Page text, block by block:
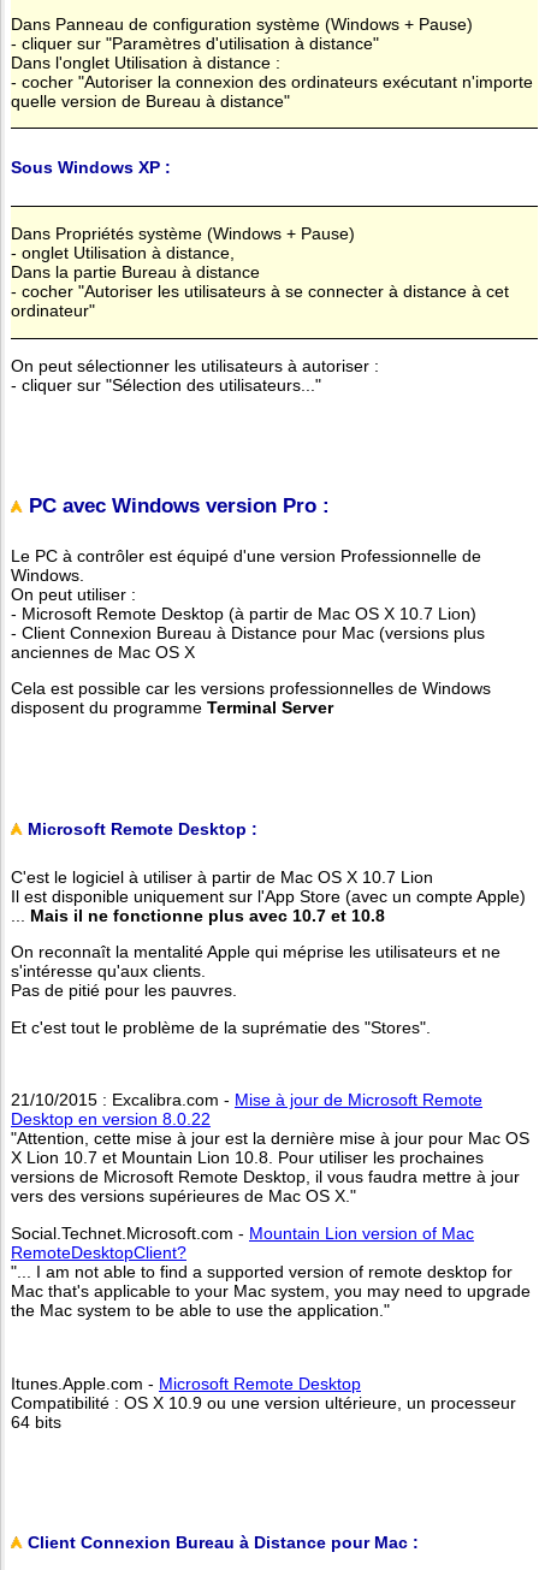
Dans Panneau de configuration système (Windows + Pause)
- cliquer sur "Paramètres d'utilisation à distance"
Dans l'onglet Utilisation à distance :
- cocher "Autoriser la connexion des ordinateurs exécutant n'importe
quelle version de Bureau à distance"
Sous Windows XP :
Dans Propriétés système (Windows + Pause)
- onglet Utilisation à distance,
Dans la partie Bureau à distance
- cocher "Autoriser les utilisateurs à se connecter à distance à cet
ordinateur"
On peut sélectionner les utilisateurs à autoriser :
- cliquer sur "Sélection des utilisateurs..."
PC avec Windows version Pro :
Le PC à contrôler est équipé d'une version Professionnelle de
Windows.
On peut utiliser :
- Microsoft Remote Desktop (à partir de Mac OS X 10.7 Lion)
- Client Connexion Bureau à Distance pour Mac (versions plus
anciennes de Mac OS X
Cela est possible car les versions professionnelles de Windows
disposent du programme Terminal Server
Microsoft Remote Desktop :
C'est le logiciel à utiliser à partir de Mac OS X 10.7 Lion
Il est disponible uniquement sur l'App Store (avec un compte Apple)
Mais il ne fonctionne plus avec 10.7 et 10.8
On reconnaît la mentalité Apple qui méprise les utilisateurs et ne
s'intéresse qu'aux clients.
Pas de pitié pour les pauvres.
Et c'est tout le problème de la suprématie des "Stores".
21/10/2015 : Excalibra.com - Mise à jour de Microsoft Remote
Desktop en version 8.0.22
"Attention, cette mise à jour est la dernière mise à jour pour Mac OS
X Lion 10.7 et Mountain Lion 10.8. Pour utiliser les prochaines
versions de Microsoft Remote Desktop, il vous faudra mettre à jour
vers des versions supérieures de Mac OS X."
Social.Technet.Microsoft.com - Mountain Lion version of Mac
RemoteDesktopClient?
"... I am not able to find a supported version of remote desktop for
Mac that's applicable to your Mac system, you may need to upgrade
the Mac system to be able to use the application."
Itunes.Apple.com - Microsoft Remote Desktop
Compatibilité : OS X 10.9 ou une version ultérieure, un processeur
64 bits
Client Connexion Bureau à Distance pour Mac :